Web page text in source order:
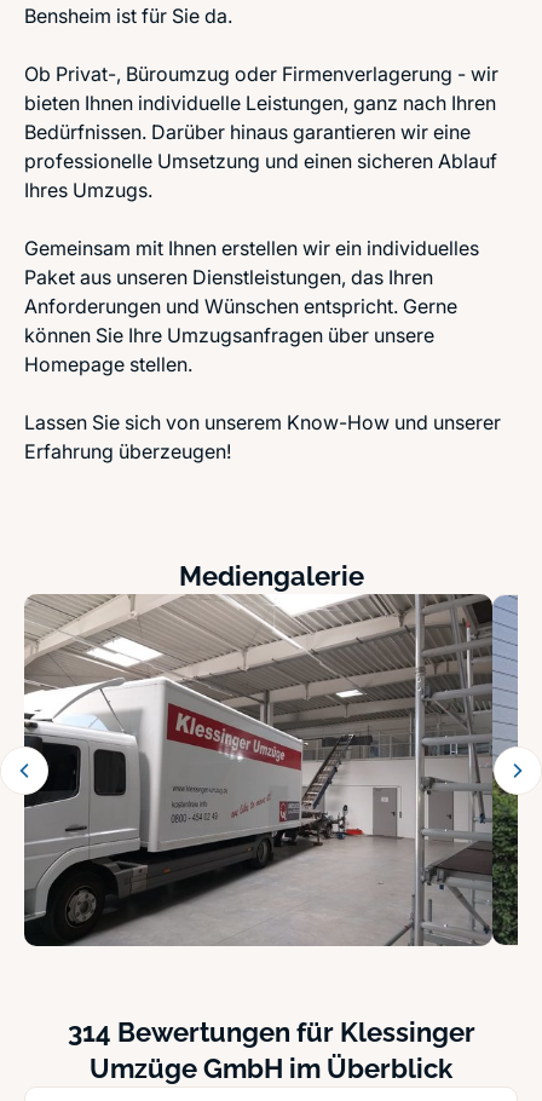
Bensheim ist für Sie da.
Ob Privat-, Büroumzug oder Firmenverlagerung - wir
bieten Ihnen individuelle Leistungen, ganz nach Ihren
Bedürfnissen. Darüber hinaus garantieren wir eine
professionelle Umsetzung und einen sicheren Ablauf
Ihres Umzugs.
Gemeinsam mit Ihnen erstellen wir ein individuelles
Paket aus unseren Dienstleistungen, das Ihren
Anforderungen und Wünschen entspricht. Gerne
können Sie Ihre Umzugsanfragen über unsere
Homepage stellen.
Lassen Sie sich von unserem Know-How und unserer
Erfahrung überzeugen!
Mediengalerie
314 Bewertungen für Klessinger
Umzüge GmbH im Überblick